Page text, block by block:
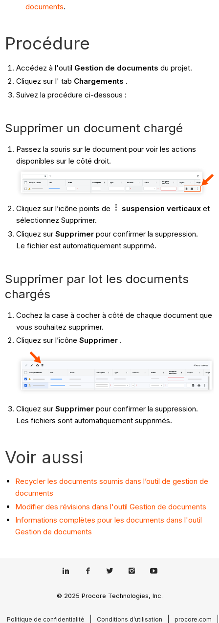
documents.
Procédure
Accédez à l'outil Gestion de documents du projet.
Cliquez sur l' tab Chargements .
Suivez la procédure ci-dessous :
Supprimer un document chargé
Passez la souris sur le document pour voir les actions
disponibles sur le côté droit.
Cliquez sur l’icône points de suspension verticauxet
sélectionnez Supprimer.
Cliquez sur Supprimerpour confirmer la suppression.
Le fichier est automatiquement supprimé.
Supprimer par lot les documents
chargés
Cochez la case à cocher à côté de chaque document que
vous souhaitez supprimer.
Cliquez sur l’icône Supprimer.
Cliquez sur Supprimerpour confirmer la suppression.
Les fichiers sont automatiquement supprimés.
Voir aussi
Recycler les documents soumis dans l’outil de gestion de
documents
Modifier des révisions dans l'outil Gestion de documents
Informations complètes pour les documents dans l'outil
Gestion de documents
© 2025 Procore Technologies, Inc.
Politique de confidentialité Conditions d’utilisation procore.com